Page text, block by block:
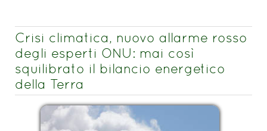
Crisi climatica, nuovo allarme rosso
degli esperti ONU: mai così
squilibrato il bilancio energetico
della Terra